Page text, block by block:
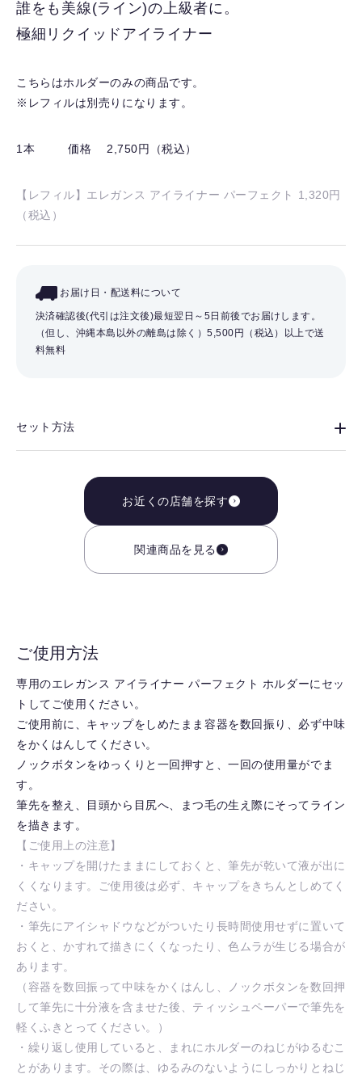
誰をも美線(ライン)の上級者に。
極細リクイッドアイライナー
こちらはホルダーのみの商品です。
※レフィルは別売りになります。
1本 価格 2,750円（税込）
【レフィル】エレガンス アイライナー パーフェクト 1,320円
（税込）
お届け日・配送料について
決済確認後(代引は注文後)最短翌日～5日前後でお届けします。
（但し、沖縄本島以外の離島は除く）5,500円（税込）以上で送
料無料
セット方法
お近くの店舗を探す
関連商品を見る
ご使用方法
専用のエレガンス アイライナー パーフェクト ホルダーにセッ
トしてご使用ください。
ご使用前に、キャップをしめたまま容器を数回振り、必ず中味
をかくはんしてください。
ノックボタンをゆっくりと一回押すと、一回の使用量がでま
す。
筆先を整え、目頭から目尻へ、まつ毛の生え際にそってライン
を描きます。
【ご使用上の注意】
・キャップを開けたままにしておくと、筆先が乾いて液が出に
くくなります。ご使用後は必ず、キャップをきちんとしめてく
ださい。
・筆先にアイシャドウなどがついたり長時間使用せずに置いて
おくと、かすれて描きにくくなったり、色ムラが生じる場合が
あります。
（容器を数回振って中味をかくはんし、ノックボタンを数回押
して筆先に十分液を含ませた後、ティッシュペーパーで筆先を
軽くふきとってください。）
・繰り返し使用していると、まれにホルダーのねじがゆるむこ
とがあります。その際は、ゆるみのないようにしっかりとねじ